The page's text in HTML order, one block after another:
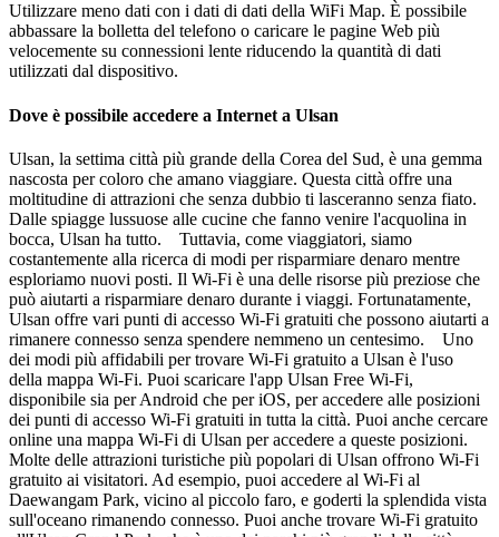
Utilizzare meno dati con i dati di dati della WiFi Map. È possibile
abbassare la bolletta del telefono o caricare le pagine Web più
velocemente su connessioni lente riducendo la quantità di dati
utilizzati dal dispositivo.
Dove è possibile accedere a Internet a Ulsan
Ulsan, la settima città più grande della Corea del Sud, è una gemma
nascosta per coloro che amano viaggiare. Questa città offre una
moltitudine di attrazioni che senza dubbio ti lasceranno senza fiato.
Dalle spiagge lussuose alle cucine che fanno venire l'acquolina in
bocca, Ulsan ha tutto. Tuttavia, come viaggiatori, siamo
costantemente alla ricerca di modi per risparmiare denaro mentre
esploriamo nuovi posti. Il Wi-Fi è una delle risorse più preziose che
può aiutarti a risparmiare denaro durante i viaggi. Fortunatamente,
Ulsan offre vari punti di accesso Wi-Fi gratuiti che possono aiutarti a
rimanere connesso senza spendere nemmeno un centesimo. Uno
dei modi più affidabili per trovare Wi-Fi gratuito a Ulsan è l'uso
della mappa Wi-Fi. Puoi scaricare l'app Ulsan Free Wi-Fi,
disponibile sia per Android che per iOS, per accedere alle posizioni
dei punti di accesso Wi-Fi gratuiti in tutta la città. Puoi anche cercare
online una mappa Wi-Fi di Ulsan per accedere a queste posizioni.
Molte delle attrazioni turistiche più popolari di Ulsan offrono Wi-Fi
gratuito ai visitatori. Ad esempio, puoi accedere al Wi-Fi al
Daewangam Park, vicino al piccolo faro, e goderti la splendida vista
sull'oceano rimanendo connesso. Puoi anche trovare Wi-Fi gratuito